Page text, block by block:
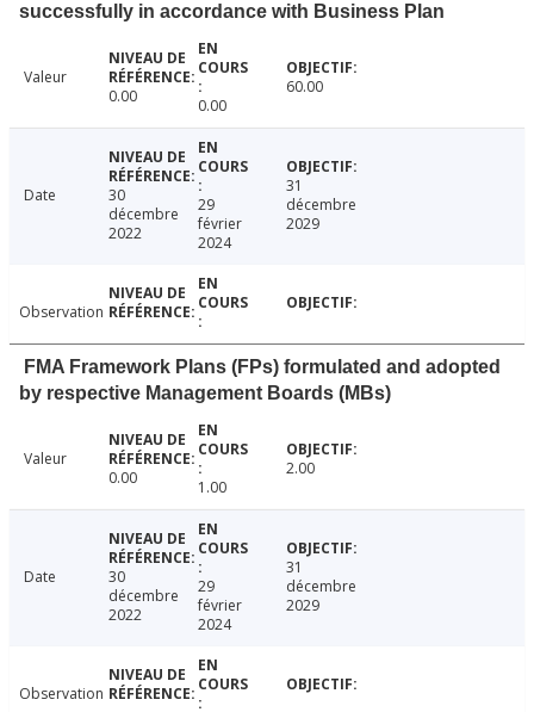
successfully in accordance with Business Plan
Valeur
0.00
0.00
60.00
Date
30
décembre
2022
29
février
2024
31
décembre
2029
Observation
FMA Framework Plans (FPs) formulated and adopted
by respective Management Boards (MBs)
Valeur
0.00
1.00
2.00
Date
30
décembre
2022
29
février
2024
31
décembre
2029
Observation